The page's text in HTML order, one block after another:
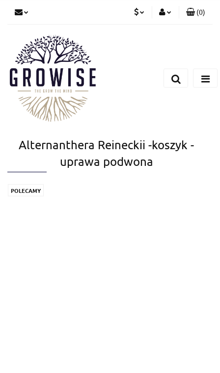
(0)
Alternanthera Reineckii -koszyk -
uprawa podwona
POLECAMY